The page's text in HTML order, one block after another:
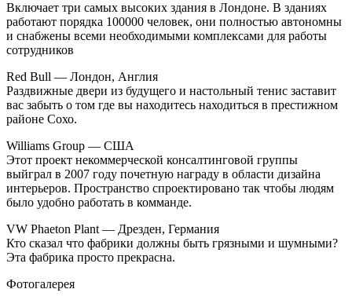
Включает три самых высоких здания в Лондоне. В зданиях
работают порядка 100000 человек, они полностью автономны
и снабжены всеми необходимыми комплексами для работы
сотрудников
Red Bull — Лондон, Англия
Раздвижные двери из будущего и настольный тенис заставит
вас забыть о том где вы находитесь находиться в престижном
районе Сохо.
Williams Group — США
Этот проект некоммерческой консалтинговой группы
выйграл в 2007 году почетную награду в области дизайна
интерьеров. Пространство спроектировано так чтобы людям
было удобно работать в комманде.
VW Phaeton Plant — Дрезден, Германия
Кто сказал что фабрики должны быть грязными и шумными?
Эта фабрика просто прекрасна.
Фотогалерея